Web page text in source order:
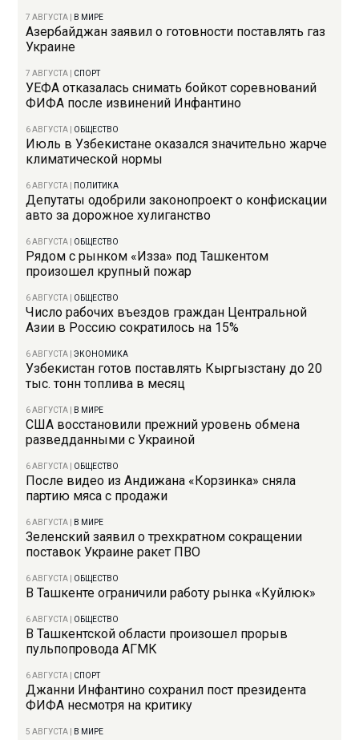
7 АВГУСТА В МИРЕ
Азербайджан заявил о готовности поставлять газ
Украине
7 АВГУСТА СПОРТ
УЕФА отказалась снимать бойкот соревнований
ФИФА после извинений Инфантино
6 АВГУСТА ОБЩЕСТВО
Июль в Узбекистане оказался значительно жарче
климатической нормы
6 АВГУСТА ПОЛИТИКА
Депутаты одобрили законопроект о конфискации
авто за дорожное хулиганство
6 АВГУСТА ОБЩЕСТВО
Рядом с рынком «Изза» под Ташкентом
произошел крупный пожар
6 АВГУСТА ОБЩЕСТВО
Число рабочих въездов граждан Центральной
Азии в Россию сократилось на 15%
6 АВГУСТА |ЭКОНОМИКА
Узбекистан готов поставлять Кыргызстану до 20
тыс. тонн топлива в месяц
6 АВГУСТА В МИРЕ
США восстановили прежний уровень обмена
разведданными с Украиной
6 АВГУСТА ОБЩЕСТВО
После видео из Андижана «Корзинка» сняла
партию мяса с продажи
6 АВГУСТА В МИРЕ
Зеленский заявил о трехкратном сокращении
поставок Украине ракет ПВО
6 АВГУСТА ОБЩЕСТВО
В Ташкенте ограничили работу рынка «Куйлюк»
6 АВГУСТА ОБЩЕСТВО
В Ташкентской области произошел прорыв
пульпопровода АГМК
6 АВГУСТА СПОРТ
Джанни Инфантино сохранил пост президента
ФИФА несмотря на критику
5 АВГУСТА В МИРЕ